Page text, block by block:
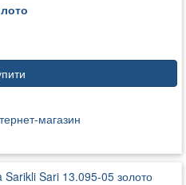
магазин